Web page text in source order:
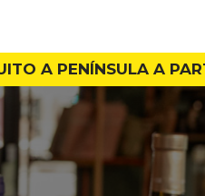
A PENÍNSULA A